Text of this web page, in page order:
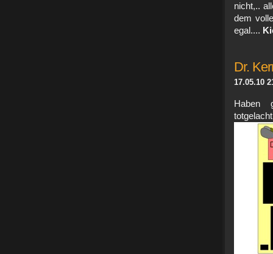
nicht,..
dem
egal....
Dr.
17.05.10
Haben